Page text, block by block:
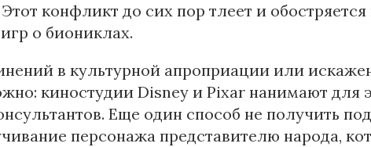
конфликт до сих пор тлеет и
о биониклах.
в культурной апроприации или
киностудии Disney и Pixar нанимают для
Еще один способ не получить
персонажа представителю народа,